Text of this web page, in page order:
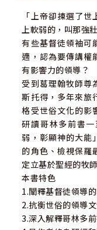
「上帝卻揀選了
上軟弱的，叫那強
有些基督徒領袖可
適，認為要傳講權
有影響力的領導？
受到葛理翰牧師尊
斯托得，多年來旅
格受世俗文化的影
研讀哥林多前書
弱，彰顯神的大能
的角色、檢視保羅
定立基於聖經的牧
本書特色
1.闡釋基督徒領導的
2.抗衡世俗的領導文
3.深入解釋哥林多